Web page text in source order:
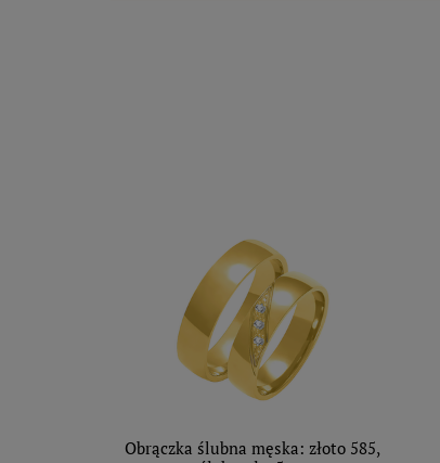
Obrączka ślubna męska: złoto 585,